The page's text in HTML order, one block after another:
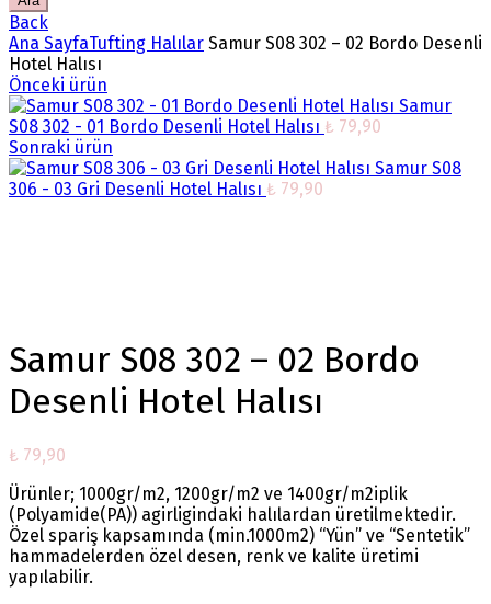
Back
Ana SayfaTufting Halılar Samur S08 302 – 02 Bordo Desenli
Hotel Halısı
Önceki ürün
Samur
S08 302 - 01 Bordo Desenli Hotel Halısı ₺ 79,90
Sonraki ürün
Samur S08
306 - 03 Gri Desenli Hotel Halısı ₺ 79,90
Samur S08 302 – 02 Bordo
Desenli Hotel Halısı
₺ 79,90
Ürünler; 1000gr/m2, 1200gr/m2 ve 1400gr/m2iplik
(Polyamide(PA)) agirligindaki halılardan üretilmektedir.
Özel spariş kapsamında (min.1000m2) “Yün” ve “Sentetik”
hammadelerden özel desen, renk ve kalite üretimi
yapılabilir.